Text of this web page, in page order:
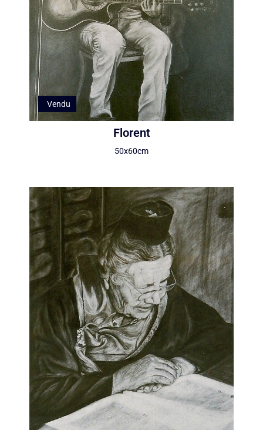
Vendu
Florent
50x60cm